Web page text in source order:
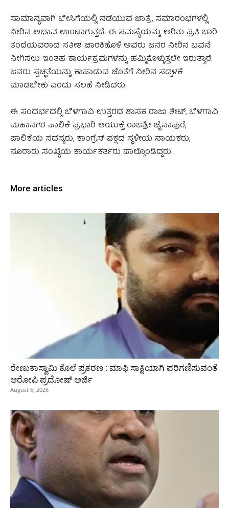
ಸಾಮಾನ್ಯವಾಗಿ ಬೇಸಿಗೆಯಲ್ಲಿ ನಡೆಯುವ ಜಾತ್ರೆ, ಸಮಾರಂಭಗಳಲ್ಲಿ
ನೀರಿನ ಅಭಾವ ಉಂಟಾಗುತ್ತದೆ. ಈ ಸಮಸ್ಯೆಯನ್ನು ಅರಿತು ಪ್ರತಿ ಬಾರಿ
ತಂದೆಯವರಾದ ಸತೀಶ ಜಾರಕಿಹೊಳಿ ಅವರು ಜನರ ನೀರಿನ ಬವನೆ
ನೀಗಿಸಲು ಇಂತಹ ಕಾರ್ಯಕ್ರಮಗಳನ್ನು ಹಮ್ಮಿಕೊಳ್ಳುತ್ತಲೇ ಇರುತ್ತಾರೆ.
ಜನರು ಸ್ವಚ್ಛತೆಯನ್ನು ಕಾಪಾಡುವ ಜೊತೆಗೆ ನೀರಿನ ಸದ್ಬಳಕೆ
ಮಾಡಬೇಕು ಎಂದು ಸಲಹೆ ನೀಡಿದರು.
ಈ ಸಂದರ್ಭದಲ್ಲಿ ಬೆಳಗಾವಿ ಉತ್ತರದ ಶಾಸಕ ರಾಜು ಶೇಟ್, ಬೆಳಗಾವಿ
ಮಹಾನಗರ ಪಾಲಿಕೆ ಪ್ರಭಾರಿ ಆಯುಕ್ತೆ ರಾಜಶ್ರೀ ಜೈನಾಪುರೆ,
ಪಾಲಿಕೆಯ ಸದಸ್ಯರು, ಕಾಂಗ್ರೆಸ್ ಪಕ್ಷದ ಸ್ಥಳೀಯ ನಾಯಕರು,
ನೂರಾರು ಸಂಖ್ಯೆಯ ಕಾರ್ಯಕರ್ತರು ಪಾಲ್ಗೊಂಡಿದ್ದರು.
More articles
ರೇಣುಕಾಸ್ವಾಮಿ ಕೊಲೆ ಪ್ರಕರಣ : ಮಾಫಿ ಸಾಕ್ಷಿಯಾಗಿ ಪರಿಗಣಿಸುವಂತೆ
ಆರೋಪಿ ಪ್ರದೋಷ್‌ ಅರ್ಜಿ
August 6, 2026